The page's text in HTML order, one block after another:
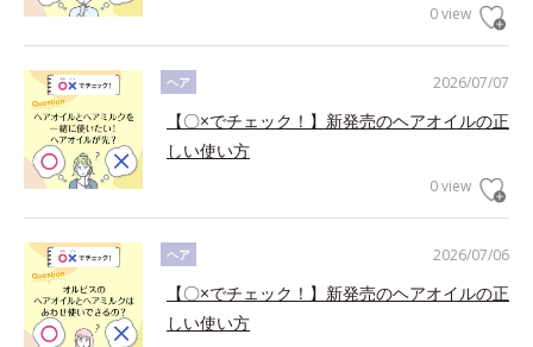
0 view
2026/07/07
ヘア
【〇×でチェック！】新発売のヘアオイルの正
しい使い方
0 view
2026/07/06
ヘア
【〇×でチェック！】新発売のヘアオイルの正
しい使い方